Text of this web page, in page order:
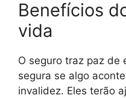
Benefícios
vida
O seguro traz paz de
segura se algo
invalidez. Eles terão